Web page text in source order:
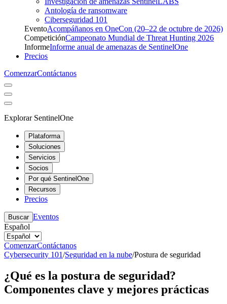
Antología de ransomware
Ciberseguridad 101
EventoAcompáñanos en OneCon (20–22 de octubre de 2026)
CompeticiónCampeonato Mundial de Threat Hunting 2026
InformeInforme anual de amenazas de SentinelOne
Precios
ComenzarContáctanos
Explorar SentinelOne
Plataforma
Soluciones
Servicios
Socios
Por qué SentinelOne
Recursos
Precios
Buscar Eventos
Español
ComenzarContáctanos
Cybersecurity 101/Seguridad en la nube/Postura de seguridad
¿Qué es la postura de seguridad?
Componentes clave y mejores prácticas